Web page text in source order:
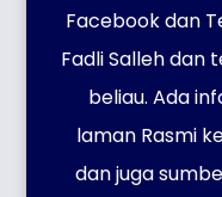
Facebook dan
Fadli Salleh
beliau. Ada
laman Rasmi
dan juga